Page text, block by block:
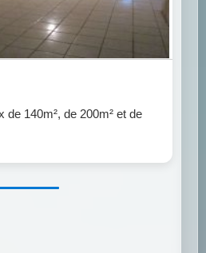
de 140m², de 200m² et de